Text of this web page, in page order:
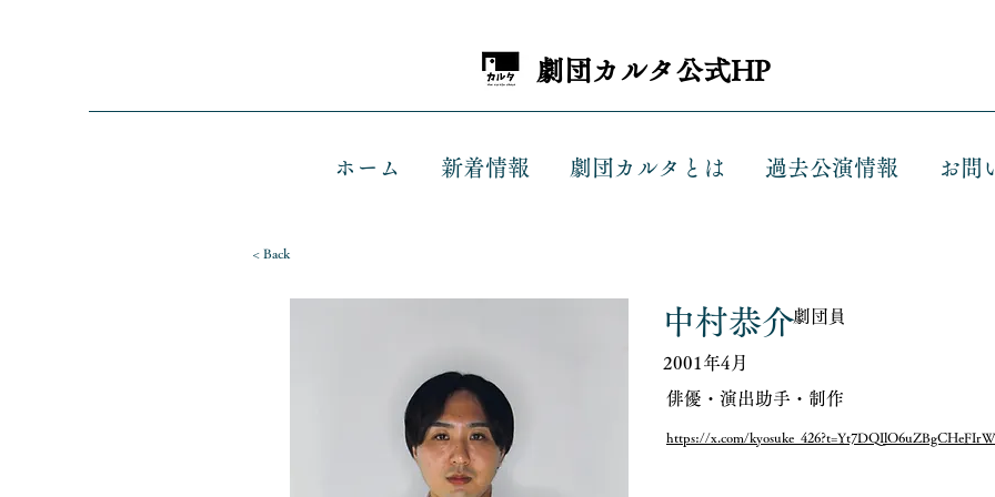
劇団カルタ公式HP
ホーム 新着情報 劇団カルタとは 過去公演情報 お問
< Back
中村恭介劇団員
2001年4月
俳優・演出助手・制作
https://x.com/